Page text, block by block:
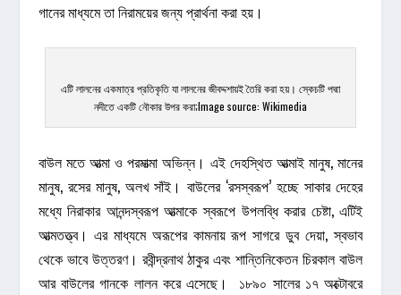
গানের মাধ্যমে তা নিরাময়ের জন্য প্রার্থনা করা হয়।
এটি লালনের একমাত্র প্রতিকৃতি যা লালনের জীবদ্দশায়ই তৈরি করা হয়। স্কেচটি পদ্মা
নদীতে একটি নৌকার উপর করা;Image source: Wikimedia
বাউল মতে আত্মা ও পরমাত্মা অভিন্ন। এই দেহস্থিত আত্মাই মানুষ, মানের
মানুষ, রসের মানুষ, অলখ সাঁই। বাউলের ‘রসস্বরূপ’ হচ্ছে সাকার দেহের
মধ্যে নিরাকার আনন্দস্বরূপ আত্মাকে স্বরূপে উপলব্ধি করার চেষ্টা, এটিই
আত্মতত্ত্ব। এর মাধ্যমে অরূপের কামনায় রূপ সাগরে ডুব দেয়া, স্বভাব
থেকে ভাবে উত্তরণ। রবীন্দ্রনাথ ঠাকুর এবং শান্তিনিকেতন চিরকাল বাউল
আর বাউলের গানকে লালন করে এসেছে। ১৮৯০ সালের ১৭ অক্টোবরে